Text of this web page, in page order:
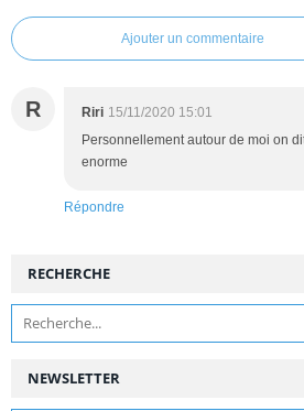
Ajouter un commentaire
R Riri 15/11/2020 15:01
Personnellement autour de moi on
enorme
Répondre
NEWSLETTER
RECHERCHE